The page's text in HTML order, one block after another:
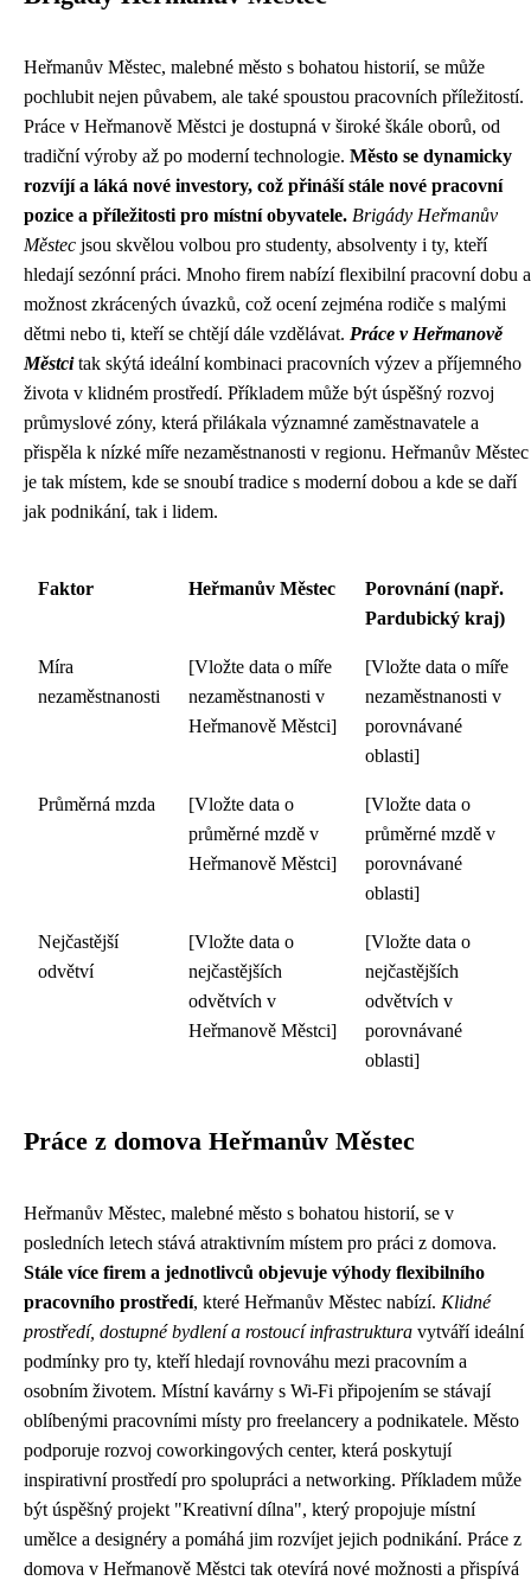
Heřmanův Městec, malebné město s bohatou historií, se může
pochlubit nejen půvabem, ale také spoustou pracovních příležitostí.
Práce v Heřmanově Městci je dostupná v široké škále oborů, od
tradiční výroby až po moderní technologie. Město se dynamicky
rozvíjí a láká nové investory, což přináší stále nové pracovní
pozice a příležitosti pro místní obyvatele. Brigády Heřmanův
Městec jsou skvělou volbou pro studenty, absolventy i ty, kteří
hledají sezónní práci. Mnoho firem nabízí flexibilní pracovní dobu a
možnost zkrácených úvazků, což ocení zejména rodiče s malými
dětmi nebo ti, kteří se chtějí dále vzdělávat. Práce v Heřmanově
Městcitak skýtá ideální kombinaci pracovních výzev a příjemného
života v klidném prostředí. Příkladem může být úspěšný rozvoj
průmyslové zóny, která přilákala významné zaměstnavatele a
přispěla k nízké míře nezaměstnanosti v regionu. Heřmanův Městec
je tak místem, kde se snoubí tradice s moderní dobou a kde se daří
jak podnikání, tak i lidem.
Faktor Heřmanův Městec
Porovnání (např.
Pardubický kraj)
Míra
nezaměstnanosti
[Vložte data o míře
nezaměstnanosti v
Heřmanově Městci]
[Vložte data o míře
nezaměstnanosti v
porovnávané
oblasti]
Průměrná mzda
[Vložte data o
průměrné mzdě v
Heřmanově Městci]
[Vložte data o
průměrné mzdě v
porovnávané
oblasti]
Nejčastější
odvětví
[Vložte data o
nejčastějších
odvětvích v
Heřmanově Městci]
[Vložte data o
nejčastějších
odvětvích v
porovnávané
oblasti]
Práce z domova Heřmanův Městec
Heřmanův Městec, malebné město s bohatou historií, se v
posledních letech stává atraktivním místem pro práci z domova.
Stále více firem a jednotlivců objevuje výhody flexibilního
pracovního prostředí, které Heřmanův Městec nabízí. Klidné
prostředí, dostupné bydlení a rostoucí infrastruktura vytváří ideální
podmínky pro ty, kteří hledají rovnováhu mezi pracovním a
osobním životem. Místní kavárny s Wi-Fi připojením se stávají
oblíbenými pracovními místy pro freelancery a podnikatele. Město
podporuje rozvoj coworkingových center, která poskytují
inspirativní prostředí pro spolupráci a networking. Příkladem může
být úspěšný projekt "Kreativní dílna", který propojuje místní
umělce a designéry a pomáhá jim rozvíjet jejich podnikání. Práce z
domova v Heřmanově Městci tak otevírá nové možnosti a přispívá